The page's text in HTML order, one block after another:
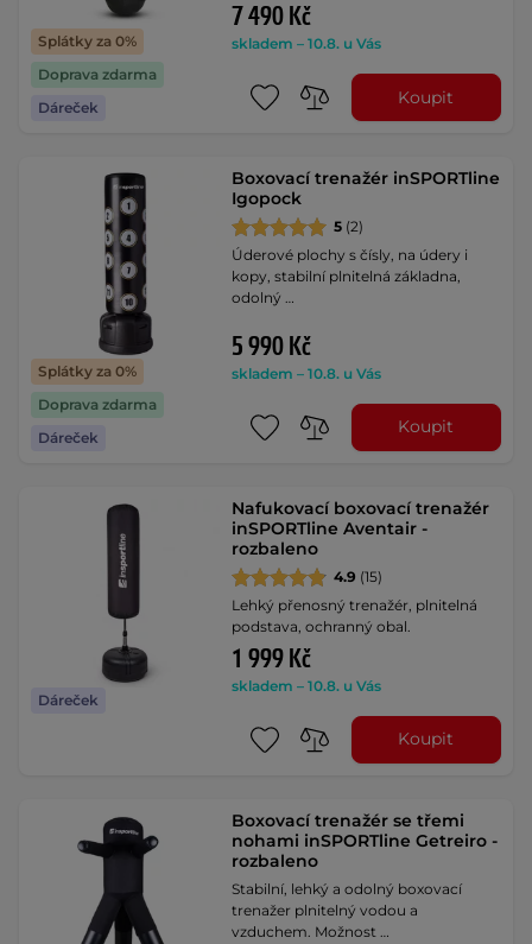
Splátky za 0%
Doprava zdarma
Dáreček
7 490 Kč
skladem – 10.8. u Vás
Koupit
Splátky za 0%
Doprava zdarma
Dáreček
Boxovací trenažér inSPORTline
Igopock
5 (2)
Úderové plochy s čísly, na údery i
kopy, stabilní plnitelná základna,
odolný …
5 990 Kč
skladem – 10.8. u Vás
Koupit
Dáreček
Nafukovací boxovací trenažér
inSPORTline Aventair -
rozbaleno
4.9 (15)
Lehký přenosný trenažér, plnitelná
podstava, ochranný obal.
1 999 Kč
skladem – 10.8. u Vás
Koupit
Boxovací trenažér se třemi
nohami inSPORTline Getreiro -
rozbaleno
Stabilní, lehký a odolný boxovací
trenažer plnitelný vodou a
vzduchem. Možnost …